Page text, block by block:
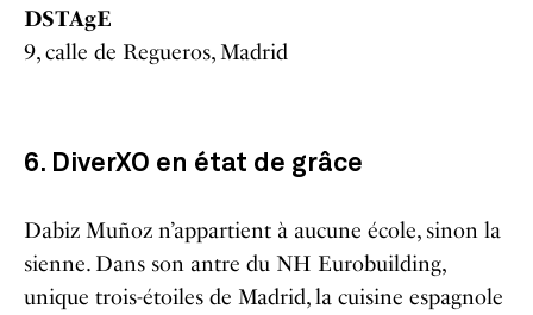
DSTAgE
9, calle de Regueros, Madrid
6. DiverXO en état de grâce
Dabiz Muñoz n’appartient à aucune école, sinon la
sienne. Dans son antre du NH Eurobuilding,
unique trois-étoiles de Madrid, la cuisine espagnole